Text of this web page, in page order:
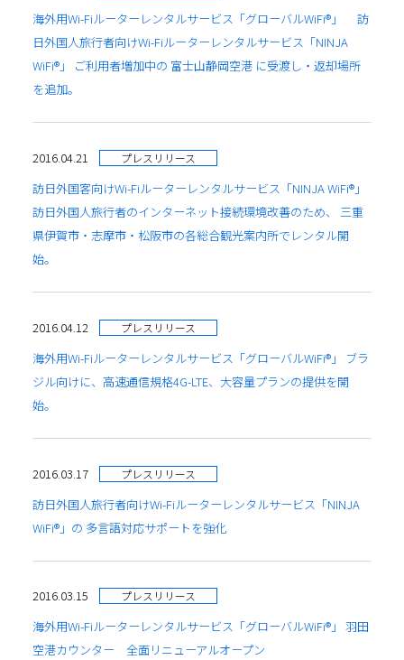
海外用Wi-Fiルーターレンタルサービス「グローバルWiFi®」 訪
日外国人旅行者向けWi-Fiルーターレンタルサービス「NINJA
WiFi®」 ご利用者増加中の 富士山静岡空港 に受渡し・返却場所
を追加。
2016.04.21 プレスリリース
訪日外国客向けWi-Fiルーターレンタルサービス「NINJA WiFi®」
訪日外国人旅行者のインターネット接続環境改善のため、 三重
県伊賀市・志摩市・松阪市の各総合観光案内所でレンタル開
始。
2016.04.12 プレスリリース
海外用Wi-Fiルーターレンタルサービス「グローバルWiFi®」 ブラ
ジル向けに、高速通信規格4G-LTE、大容量プランの提供を開
始。
2016.03.17 プレスリリース
訪日外国人旅行者向けWi-Fiルーターレンタルサービス「NINJA
WiFi®」の 多言語対応サポートを強化
2016.03.15 プレスリリース
海外用Wi-Fiルーターレンタルサービス「グローバルWiFi®」 羽田
空港カウンター 全面リニューアルオープン